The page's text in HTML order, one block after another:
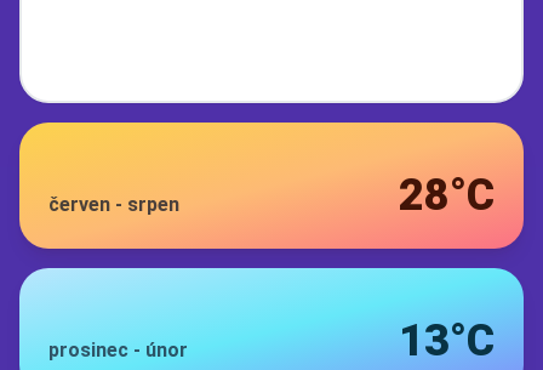
červen - srpen 28°C
prosinec - únor 13°C